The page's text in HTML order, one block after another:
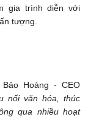
gia trình diễn với
tượng.
Hoàng - CEO
nối văn hóa, thúc
qua nhiều hoạt